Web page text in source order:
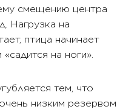
смещению центра
Нагрузка на
птица начинает
на ноги».
тем, что
низким резервом